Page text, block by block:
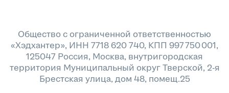
Общество с ограниченной ответственностью
«Хэдхантер», ИНН 7718 620 740, КПП 997 750 001,
125047 Россия, Москва, внутригородская
территория Муниципальный округ Тверской, 2-я
Брестская улица, дом 48, помещ.25